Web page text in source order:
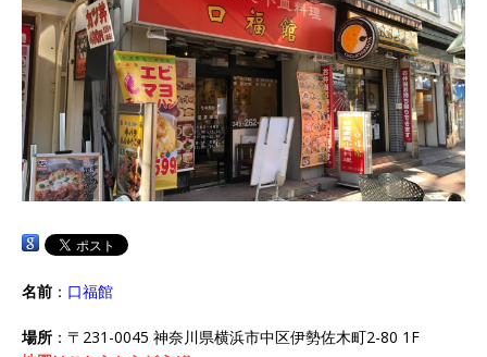
名前 ： 口福館
場所 ：〒231-0045 神奈川県横浜市中区伊勢佐木町2-80 1F